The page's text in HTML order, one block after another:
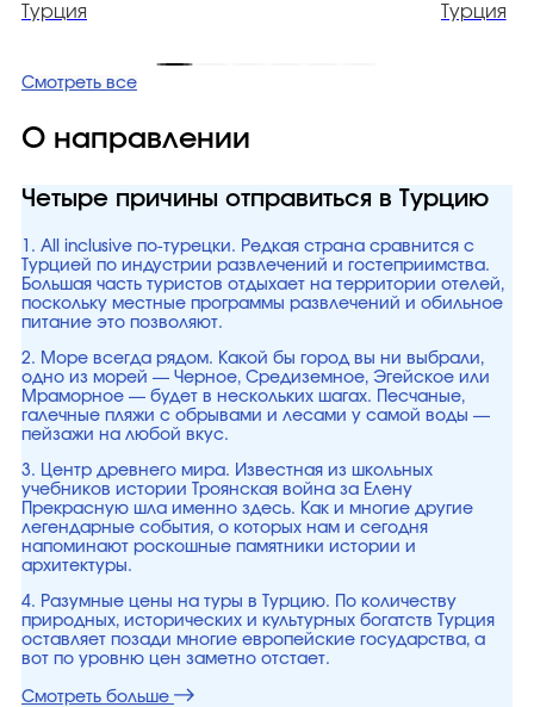
Турция Турция
Смотреть все
О направлении
Четыре причины отправиться в Турцию
1. All inclusive по-турецки. Редкая страна сравнится с
Турцией по индустрии развлечений и гостеприимства.
Большая часть туристов отдыхает на территории отелей,
поскольку местные программы развлечений и обильное
питание это позволяют.
2. Море всегда рядом. Какой бы город вы ни выбрали,
одно из морей — Черное, Средиземное, Эгейское или
Мраморное — будет в нескольких шагах. Песчаные,
галечные пляжи с обрывами и лесами у самой воды —
пейзажи на любой вкус.
3. Центр древнего мира. Известная из школьных
учебников истории Троянская война за Елену
Прекрасную шла именно здесь. Как и многие другие
легендарные события, о которых нам и сегодня
напоминают роскошные памятники истории и
архитектуры.
4. Разумные цены на туры в Турцию. По количеству
природных, исторических и культурных богатств Турция
оставляет позади многие европейские государства, а
вот по уровню цен заметно отстает.
Смотреть больше